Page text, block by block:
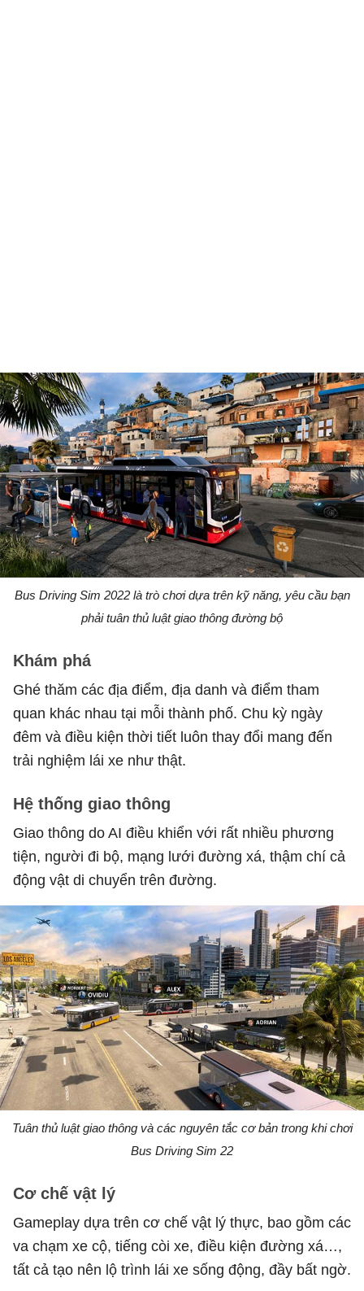
Bus Driving Sim 2022 là trò chơi dựa trên kỹ năng, yêu cầu bạn
phải tuân thủ luật giao thông đường bộ
Khám phá
Ghé thăm các địa điểm, địa danh và điểm tham
quan khác nhau tại mỗi thành phố. Chu kỳ ngày
đêm và điều kiện thời tiết luôn thay đổi mang đến
trải nghiệm lái xe như thật.
Hệ thống giao thông
Giao thông do AI điều khiển với rất nhiều phương
tiện, người đi bộ, mạng lưới đường xá, thậm chí cả
động vật di chuyển trên đường.
Tuân thủ luật giao thông và các nguyên tắc cơ bản trong khi chơi
Bus Driving Sim 22
Cơ chế vật lý
Gameplay dựa trên cơ chế vật lý thực, bao gồm các
va chạm xe cộ, tiếng còi xe, điều kiện đường xá…,
tất cả tạo nên lộ trình lái xe sống động, đầy bất ngờ.